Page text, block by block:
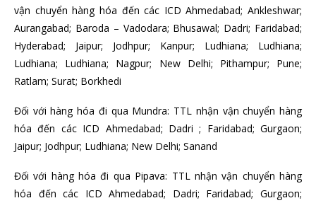
vận chuyển hàng hóa đến các ICD Ahmedabad; Ankleshwar;
Aurangabad; Baroda – Vadodara; Bhusawal; Dadri; Faridabad;
Hyderabad; Jaipur; Jodhpur; Kanpur; Ludhiana; Ludhiana;
Ludhiana; Ludhiana; Nagpur; New Delhi; Pithampur; Pune;
Ratlam; Surat; Borkhedi
Đối với hàng hóa đi qua Mundra: TTL nhận vận chuyển hàng
hóa đến các ICD Ahmedabad; Dadri ; Faridabad; Gurgaon;
Jaipur; Jodhpur; Ludhiana; New Delhi; Sanand
Đối với hàng hóa đi qua Pipava: TTL nhận vận chuyển hàng
hóa đến các ICD Ahmedabad; Dadri; Faridabad; Gurgaon;